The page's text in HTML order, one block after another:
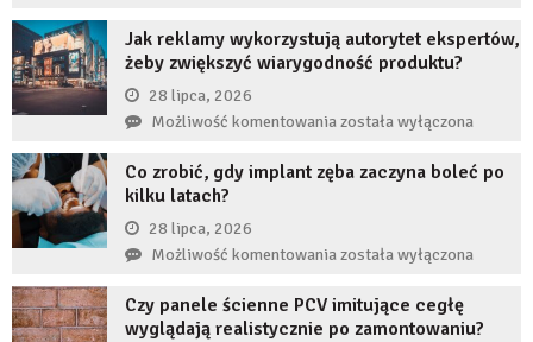
uzupełnię
implantem?
JDG
chroni
przed
komornikiem?
Jak reklamy wykorzystują autorytet ekspertów,
żeby zwiększyć wiarygodność produktu?
28 lipca, 2026
Możliwość komentowaniaJak
wykorzystują
żeby
zwiększyć
wiarygodność
produktu?
została wyłączona
Co zrobić, gdy implant zęba zaczyna boleć po
kilku latach?
28 lipca, 2026
Możliwość komentowaniaCo
gdy
implant
została wyłączona
Czy panele ścienne PCV imitujące cegłę
wyglądają realistycznie po zamontowaniu?